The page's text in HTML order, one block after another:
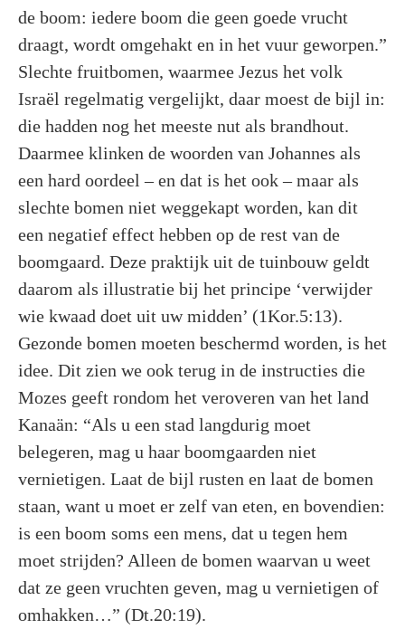
de boom: iedere boom die geen goede vrucht
draagt, wordt omgehakt en in het vuur geworpen.”
Slechte fruitbomen, waarmee Jezus het volk
Israël regelmatig vergelijkt, daar moest de bijl in:
die hadden nog het meeste nut als brandhout.
Daarmee klinken de woorden van Johannes als
een hard oordeel – en dat is het ook – maar als
slechte bomen niet weggekapt worden, kan dit
een negatief effect hebben op de rest van de
boomgaard. Deze praktijk uit de tuinbouw geldt
daarom als illustratie bij het principe ‘verwijder
wie kwaad doet uit uw midden’ (1Kor.5:13).
Gezonde bomen moeten beschermd worden, is het
idee. Dit zien we ook terug in de instructies die
Mozes geeft rondom het veroveren van het land
Kanaän: “Als u een stad langdurig moet
belegeren, mag u haar boomgaarden niet
vernietigen. Laat de bijl rusten en laat de bomen
staan, want u moet er zelf van eten, en bovendien:
is een boom soms een mens, dat u tegen hem
moet strijden? Alleen de bomen waarvan u weet
dat ze geen vruchten geven, mag u vernietigen of
omhakken…” (Dt.20:19).